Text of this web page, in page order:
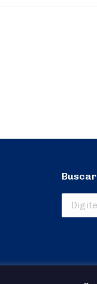
Buscar
Search: